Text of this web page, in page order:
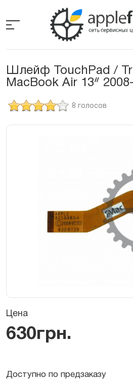
the
Шлейф TouchPad /
MacBook Air 13ᐥ
8 голосов
Цена
630грн.
Доступно по предзаказу